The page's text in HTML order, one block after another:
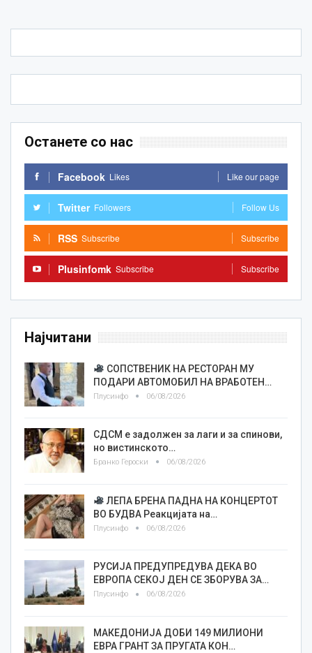
Останете со нас
Facebook Likes Like our page
Twitter Followers Follow Us
RSS Subscribe Subscribe
Plusinfomk Subscribe Subscribe
Најчитани
СОПСТВЕНИК НА РЕСТОРАН МУ
ПОДАРИ АВТОМОБИЛ НА ВРАБОТЕН…
Плусинфо 06/08/2026
СДСМ е задолжен за лаги и за спинови,
но вистинското…
Бранко Героски 06/08/2026
ЛЕПА БРЕНА ПАДНА НА КОНЦЕРТОТ
ВО БУДВА Реакцијата на…
Плусинфо 06/08/2026
РУСИЈА ПРЕДУПРЕДУВА ДЕКА ВО
ЕВРОПА СЕКОЈ ДЕН СЕ ЗБОРУВА ЗА…
Плусинфо 06/08/2026
МАКЕДОНИЈА ДОБИ 149 МИЛИОНИ
ЕВРА ГРАНТ ЗА ПРУГАТА КОН…